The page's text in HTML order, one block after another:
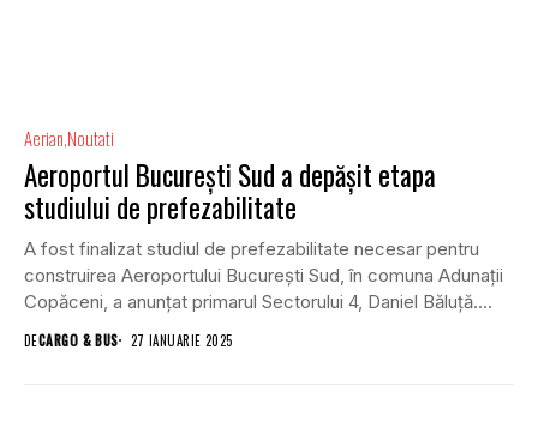
Aerian Noutati
Aeroportul București Sud a depășit etapa
studiului de prefezabilitate
A fost finalizat studiul de prefezabilitate necesar pentru
construirea Aeroportului București Sud, în comuna Adunații
Copăceni, a anunțat primarul Sectorului 4, Daniel Băluță....
DECARGO & BUS 27 IANUARIE 2025